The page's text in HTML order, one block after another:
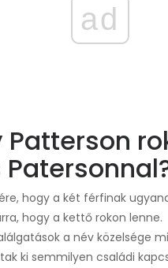
ad
Patterson
hogy a két férfinak
hogy a kettő rokon lenne.
a név közelsége
ki semmilyen családi